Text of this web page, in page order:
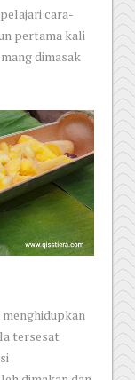
cara-
pertama kali
dimasak
menghidupkan
tersesat